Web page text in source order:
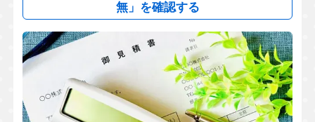
無」を確認する